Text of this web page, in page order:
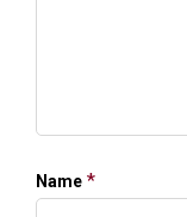
Name *